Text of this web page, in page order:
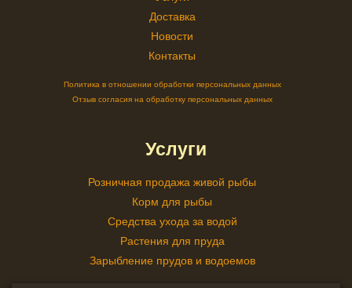
Доставка
Новости
Контакты
Политика в отношении обработки персональных данных
Отзыв согласия на обработку персональных данных
Услуги
Розничная продажа живой рыбы
Корм для рыбы
Средства ухода за водой
Растения для пруда
Зарыбление прудов и водоемов